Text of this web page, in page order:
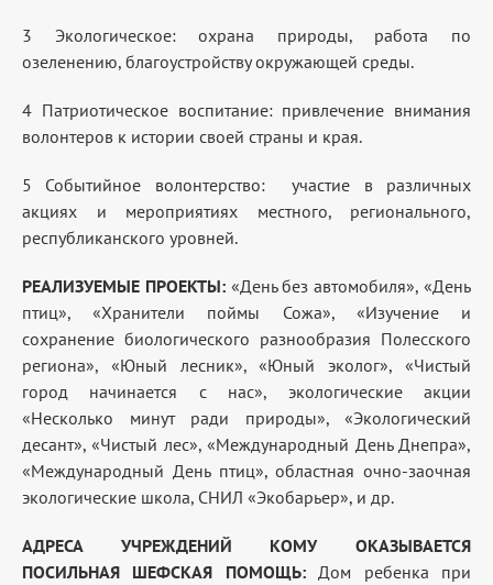
3 Экологическое: охрана природы, работа по
озеленению, благоустройству окружающей среды.
4 Патриотическое воспитание: привлечение внимания
волонтеров к истории своей страны и края.
5 Событийное волонтерство: участие в различных
акциях и мероприятиях местного, регионального,
республиканского уровней.
РЕАЛИЗУЕМЫЕ ПРОЕКТЫ: «День без автомобиля», «День
птиц», «Хранители поймы Сожа», «Изучение и
сохранение биологического разнообразия Полесского
региона», «Юный лесник», «Юный эколог», «Чистый
город начинается с нас», экологические акции
«Несколько минут ради природы», «Экологический
десант», «Чистый лес», «Международный День Днепра»,
«Международный День птиц», областная очно-заочная
экологические школа, СНИЛ «Экобарьер», и др.
АДРЕСА УЧРЕЖДЕНИЙ КОМУ ОКАЗЫВАЕТСЯ
ПОСИЛЬНАЯ ШЕФСКАЯ ПОМОЩЬ:Дом ребенка при